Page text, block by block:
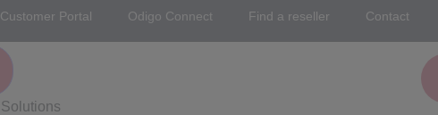
Customer Portal Odigo Connect Find a reseller Contact
Solutions